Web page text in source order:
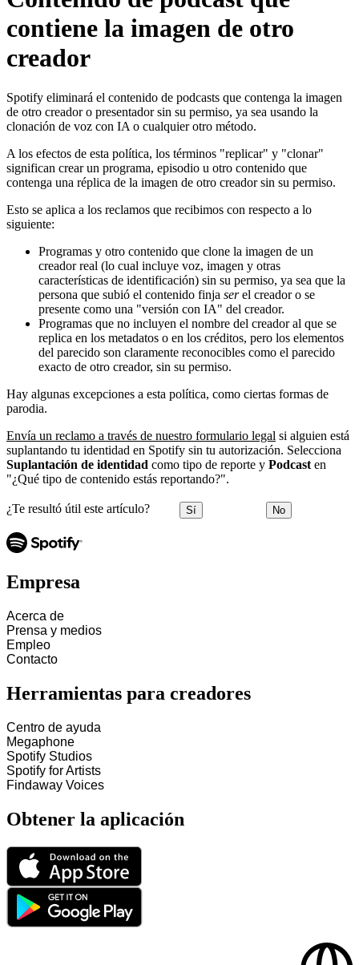
contiene la imagen de otro
creador
Spotify eliminará el contenido de podcasts que contenga la imagen
de otro creador o presentador sin su permiso, ya sea usando la
clonación de voz con IA o cualquier otro método.
A los efectos de esta política, los términos "replicar" y "clonar"
significan crear un programa, episodio u otro contenido que
contenga una réplica de la imagen de otro creador sin su permiso.
Esto se aplica a los reclamos que recibimos con respecto a lo
siguiente:
Programas y otro contenido que clone la imagen de un
creador real (lo cual incluye voz, imagen y otras
características de identificación) sin su permiso, ya sea que la
persona que subió el contenido finja serel creador o se
presente como una "versión con IA" del creador.
Programas que no incluyen el nombre del creador al que se
replica en los metadatos o en los créditos, pero los elementos
del parecido son claramente reconocibles como el parecido
exacto de otro creador, sin su permiso.
Hay algunas excepciones a esta política, como ciertas formas de
parodia.
Envía un reclamo a través de nuestro formulario legal si alguien está
suplantando tu identidad en Spotify sin tu autorización. Selecciona
Suplantación de identidad como tipo de reporte y Podcast en
"¿Qué tipo de contenido estás reportando?".
¿Te resultó útil este artículo? Sí No
Empresa
Acerca de
Prensa y medios
Empleo
Contacto
Herramientas para creadores
Centro de ayuda
Megaphone
Spotify Studios
Spotify for Artists
Findaway Voices
Obtener la aplicación